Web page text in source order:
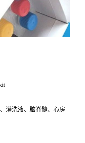
灌洗液、脑脊髓、心房